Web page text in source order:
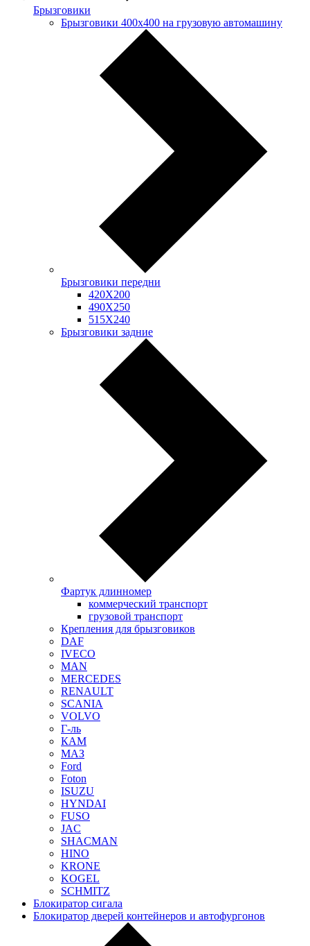
Брызговики
Брызговики 400х400 на грузовую автомашину
Брызговики передни
420Х200
490Х250
515Х240
Брызговики задние
Фартук длинномер
коммерческий транспорт
грузовой транспорт
Крепления для брызговиков
DAF
IVECO
MAN
MERCEDES
RENAULT
SCANIA
VOLVO
Г-ль
КАМ
МАЗ
Ford
Foton
ISUZU
HYNDAI
FUSO
JAC
SHACMAN
HINO
KRONE
KOGEL
SCHMITZ
Блокиратор сигала
Блокиратор дверей контейнеров и автофургонов